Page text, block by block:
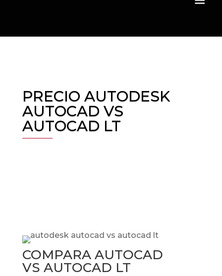
PRECIO AUTODESK
AUTOCAD VS
AUTOCAD LT
COMPARA AUTOCAD
VS AUTOCAD LT